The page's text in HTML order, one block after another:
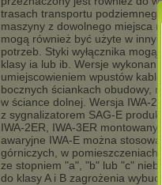
trasach transportu
maszyny z dowolnego miejsca
mogą również być użyte w
potrzeb. Styki wyłącznika
klasy ia lub ib. Wersje
umiejscowieniem wpustów
bocznych ściankach obudowy,
w ściance dolnej. Wersja IWA-
z sygnalizatorem SAG-E
IWA-2ER, IWA-3ER montowany
awaryjne IWA-E można
górniczych, w
ze stopniem "a", "b" lub "c"
do klasy A i B zagrożenia